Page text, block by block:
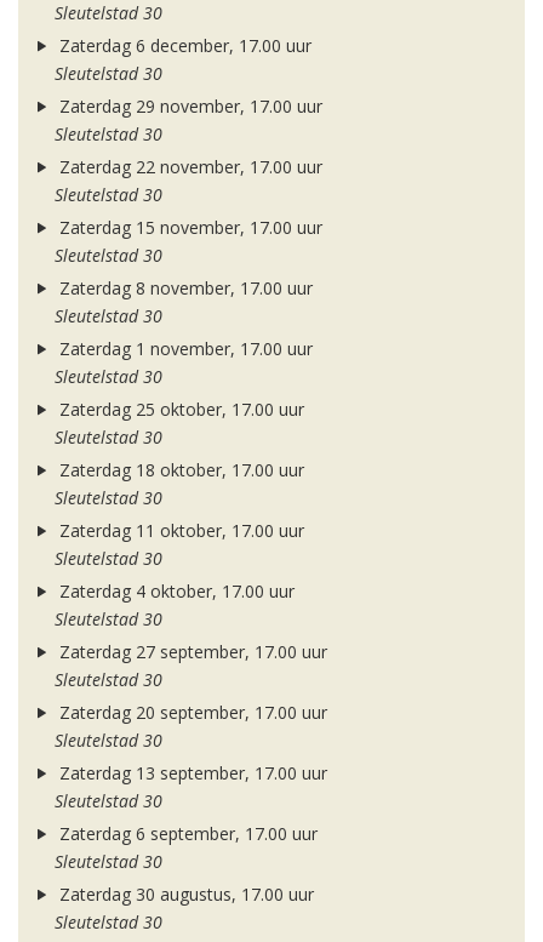
Sleutelstad 30
Zaterdag 6 december, 17.00 uur
Sleutelstad 30
Zaterdag 29 november, 17.00 uur
Sleutelstad 30
Zaterdag 22 november, 17.00 uur
Sleutelstad 30
Zaterdag 15 november, 17.00 uur
Sleutelstad 30
Zaterdag 8 november, 17.00 uur
Sleutelstad 30
Zaterdag 1 november, 17.00 uur
Sleutelstad 30
Zaterdag 25 oktober, 17.00 uur
Sleutelstad 30
Zaterdag 18 oktober, 17.00 uur
Sleutelstad 30
Zaterdag 11 oktober, 17.00 uur
Sleutelstad 30
Zaterdag 4 oktober, 17.00 uur
Sleutelstad 30
Zaterdag 27 september, 17.00 uur
Sleutelstad 30
Zaterdag 20 september, 17.00 uur
Sleutelstad 30
Zaterdag 13 september, 17.00 uur
Sleutelstad 30
Zaterdag 6 september, 17.00 uur
Sleutelstad 30
Zaterdag 30 augustus, 17.00 uur
Sleutelstad 30